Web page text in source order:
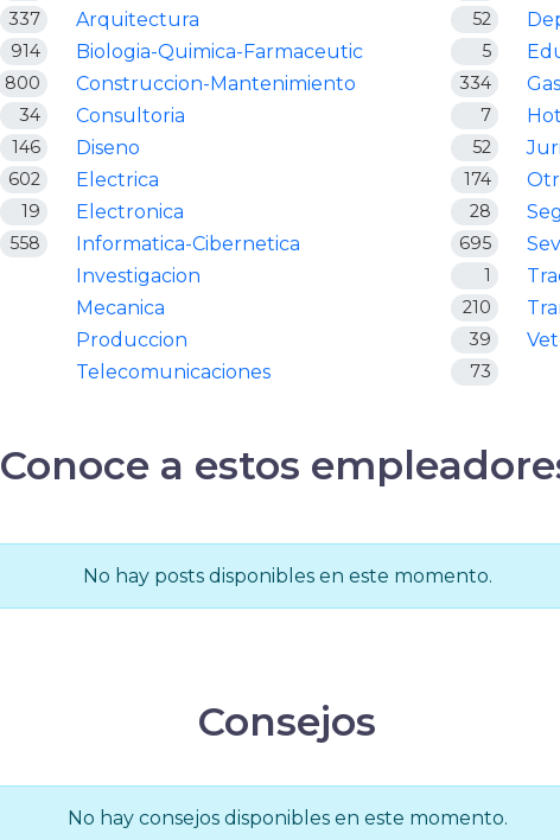
337
914
800
34
146
602
19
558
Arquitectura 52
Biologia-Quimica-Farmaceutic 5
Construccion-Mantenimiento 334
Consultoria 7
Diseno 52
Electrica 174
Electronica 28
Informatica-Cibernetica 695
Investigacion 1
Mecanica 210
Produccion 39
Telecomunicaciones 73
Conoce a estos
No hay posts disponibles en este momento.
Consejos
No hay consejos disponibles en este momento.